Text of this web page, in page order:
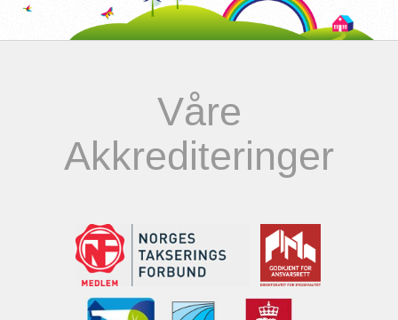
Våre
Akkrediteringer